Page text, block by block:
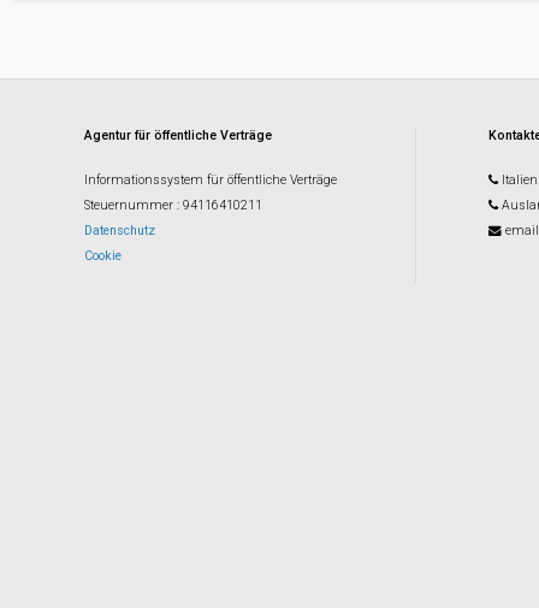
Agentur für öffentliche Verträge
Informationssystem für öffentliche Verträge
Steuernummer : 94116410211
Datenschutz
Cookie
Italien
email